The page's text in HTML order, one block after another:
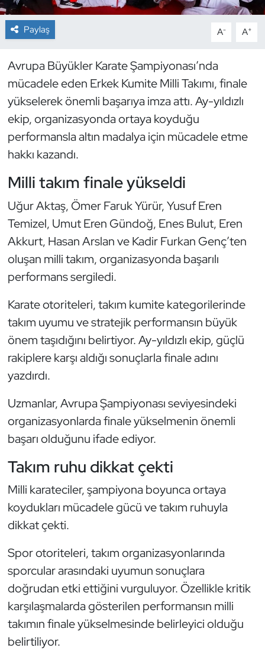
Paylaş A- A+
Avrupa Büyükler Karate Şampiyonası’nda
mücadele eden Erkek Kumite Milli Takımı, finale
yükselerek önemli başarıya imza attı. Ay-yıldızlı
ekip, organizasyonda ortaya koyduğu
performansla altın madalya için mücadele etme
hakkı kazandı.
Milli takım finale yükseldi
Uğur Aktaş, Ömer Faruk Yürür, Yusuf Eren
Temizel, Umut Eren Gündoğ, Enes Bulut, Eren
Akkurt, Hasan Arslan ve Kadir Furkan Genç’ten
oluşan milli takım, organizasyonda başarılı
performans sergiledi.
Karate otoriteleri, takım kumite kategorilerinde
takım uyumu ve stratejik performansın büyük
önem taşıdığını belirtiyor. Ay-yıldızlı ekip, güçlü
rakiplere karşı aldığı sonuçlarla finale adını
yazdırdı.
Uzmanlar, Avrupa Şampiyonası seviyesindeki
organizasyonlarda finale yükselmenin önemli
başarı olduğunu ifade ediyor.
Takım ruhu dikkat çekti
Milli karateciler, şampiyona boyunca ortaya
koydukları mücadele gücü ve takım ruhuyla
dikkat çekti.
Spor otoriteleri, takım organizasyonlarında
sporcular arasındaki uyumun sonuçlara
doğrudan etki ettiğini vurguluyor. Özellikle kritik
karşılaşmalarda gösterilen performansın milli
takımın finale yükselmesinde belirleyici olduğu
belirtiliyor.
Curling
Dağcılık
Dans Sporları
Dövüş Sanatı
E-Spor
Eskrim
Futbol
Futsal
Genel
Golf
Güreş
Halter
Hava Sporları
Hentbol
İşitme Engelli Sporcular
Judo ve Kuraş
Kano ve Rafting
Karate
Kayak
Kempo
Kick Boks
Kürek